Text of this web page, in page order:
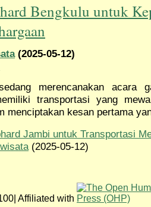
Bengkulu untuk
(2025-05-12)
merencanakan acara
transportasi yang
menciptakan kesan pertama
Jambi untuk Transportasi
(2025-05-12)
Affiliated with